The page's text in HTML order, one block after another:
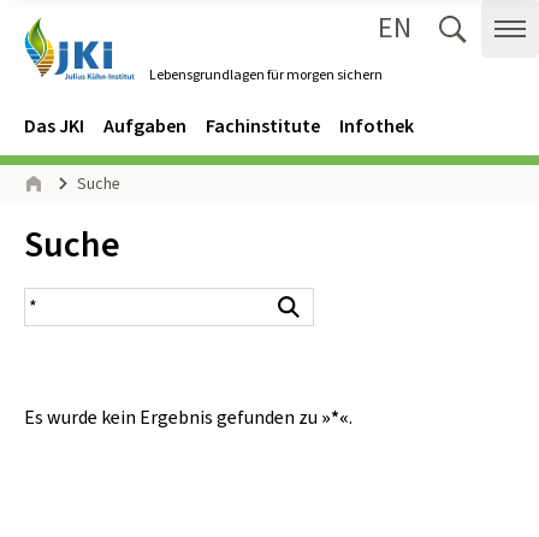
Lebensgrundlagen für morgen sichern
EN
Navigation
Hauptmenü
Das JKI Aufgaben Fachinstitute Infothek
Seitenpfad
Suche
Inhalt:
Suche
Suchergebnis
Es wurde kein Ergebnis gefunden zu »*«.